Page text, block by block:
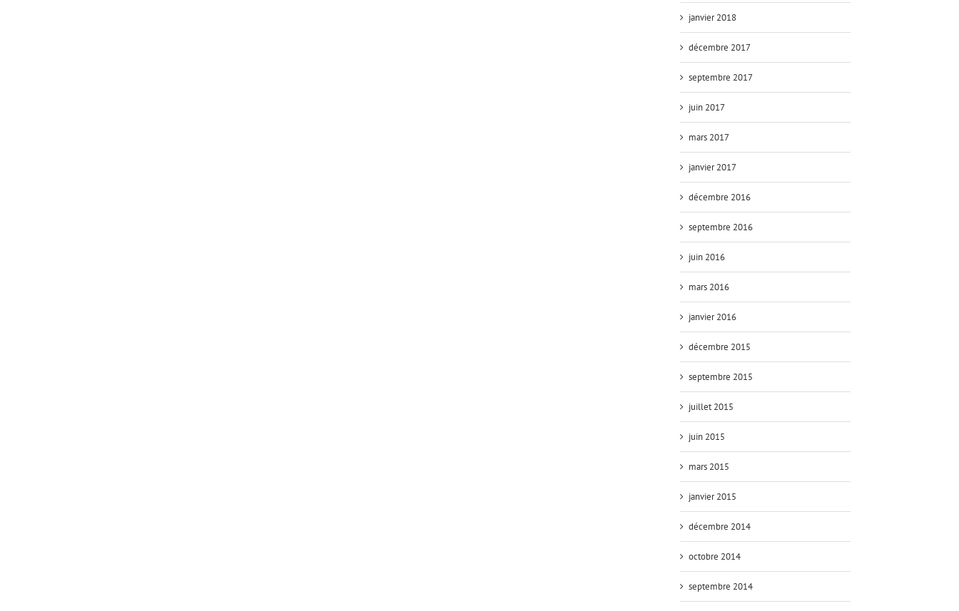
janvier 2018
décembre 2017
septembre 2017
juin 2017
mars 2017
janvier 2017
décembre 2016
septembre 2016
juin 2016
mars 2016
janvier 2016
décembre 2015
septembre 2015
juillet 2015
juin 2015
mars 2015
janvier 2015
décembre 2014
octobre 2014
septembre 2014